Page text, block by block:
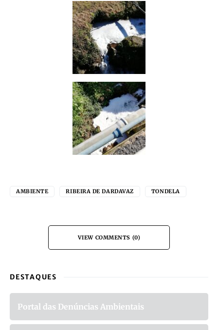
AMBIENTE RIBEIRA DE DARDAVAZ TONDELA
VIEW COMMENTS (0)
DESTAQUES
Portal das Denúncias Ambientais